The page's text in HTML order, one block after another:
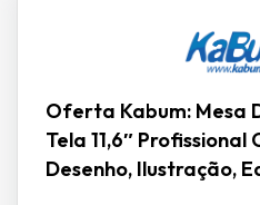
Oferta Kabum: Mesa
Tela 11,6″
Desenho, Ilustração,